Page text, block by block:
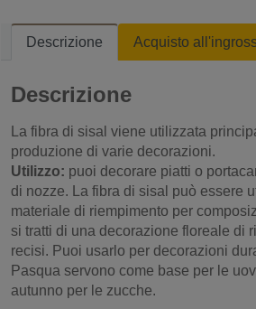
Descrizione Acquisto
Descrizione
La fibra di sisal viene utilizzata
produzione di varie decorazioni.
Utilizzo: puoi decorare piatti o
di nozze. La fibra di sisal può essere
materiale di riempimento per
si tratti di una decorazione floreale di
recisi. Puoi usarlo per decorazioni
Pasqua servono come base per le
autunno per le zucche.